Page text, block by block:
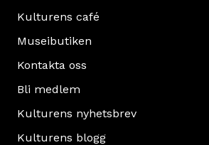
Kulturens café
Museibutiken
Kontakta oss
Bli medlem
Kulturens nyhetsbrev
Kulturens blogg